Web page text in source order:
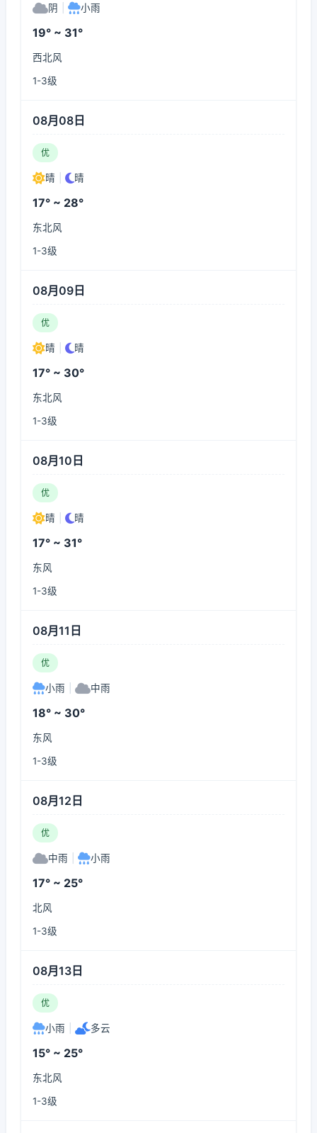
阴 小雨
19° ~ 31°
西北风
1-3级
08月08日
优
晴 晴
17° ~ 28°
东北风
1-3级
08月09日
优
晴 晴
17° ~ 30°
东北风
1-3级
08月10日
优
晴 晴
17° ~ 31°
东风
1-3级
08月11日
优
小雨 中雨
18° ~ 30°
东风
1-3级
08月12日
优
中雨 小雨
17° ~ 25°
北风
1-3级
08月13日
优
小雨 多云
15° ~ 25°
东北风
1-3级